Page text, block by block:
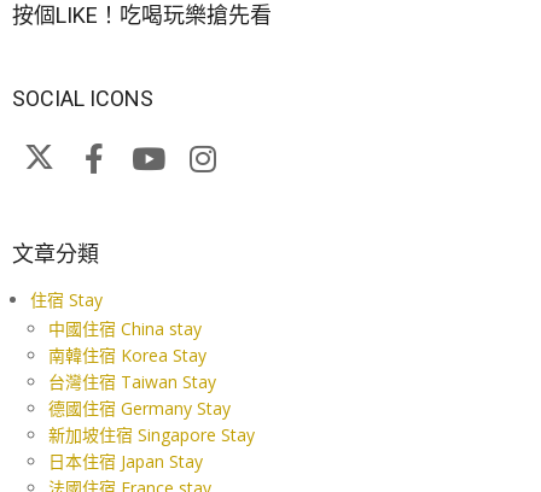
按個LIKE！吃喝玩樂搶先看
SOCIAL ICONS
文章分類
住宿 Stay
中國住宿 China stay
南韓住宿 Korea Stay
台灣住宿 Taiwan Stay
德國住宿 Germany Stay
新加坡住宿 Singapore Stay
日本住宿 Japan Stay
法國住宿 France stay